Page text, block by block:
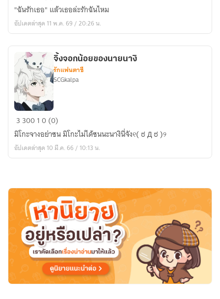
ของ
เธอ
คือ
"ฉันรักเธอ" แล้วเธอล่ะรักฉันไหม
อัปเดตล่าสุด 11 พ.ค. 69 / 20:26 น.
จิ้งจอก
น้อย
ของ
นาย
จิ้งจอกน้อยของนายนางิ
รักแฟนตาซี
SCGkalpa
3 30010 (0)
มิโกะจางอย่าซน มิโกะไม่ได้ซนนะนางินี่จัง୧( ಠ Д ಠ )୨
อัปเดตล่าสุด 10 มี.ค. 66 / 10:13 น.